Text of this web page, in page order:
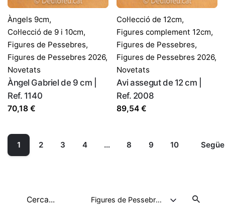
Cerca
Figures de Pessebres 2026
Àngels 9cm,
Col·lecció de 9 i 10cm,
Figures de Pessebres,
Figures de Pessebres 2026,
Novetats
Àngel Gabriel de 9 cm |
Ref. 1140
70,18 €
Col·lecció de 12cm,
Figures complement 12cm,
Figures de Pessebres,
Figures de Pessebres 2026,
Novetats
Avi assegut de 12 cm |
Ref. 2008
89,54 €
1 2 3 4 … 8 9 10